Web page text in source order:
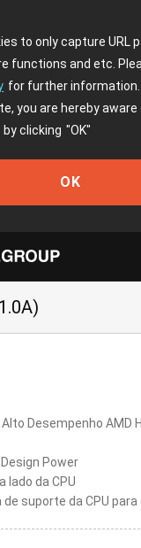
to only capture URL
functions and etc.
for further information.
you are hereby aware
by clicking "OK"
OK
Desempenho AMD
Power
lado da CPU
suporte da CPU